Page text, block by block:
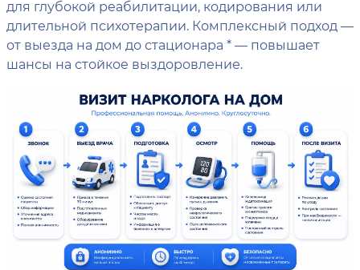
для глубокой реабилитации, кодирования или
длительной психотерапии. Комплексный подход —
от выезда на дом до стационара * — повышает
шансы на стойкое выздоровление.